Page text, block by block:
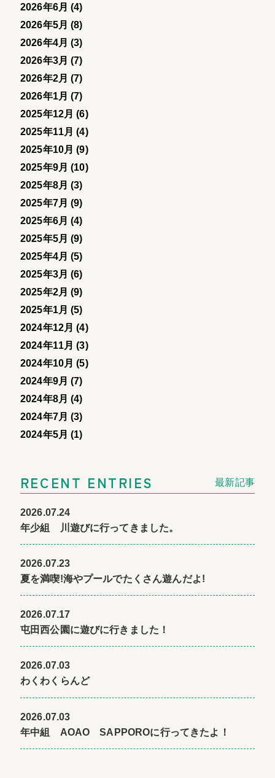
2026年6月 (4)
2026年5月 (8)
2026年4月 (3)
2026年3月 (7)
2026年2月 (7)
2026年1月 (7)
2025年12月 (6)
2025年11月 (4)
2025年10月 (9)
2025年9月 (10)
2025年8月 (3)
2025年7月 (9)
2025年6月 (4)
2025年5月 (9)
2025年4月 (5)
2025年3月 (6)
2025年2月 (9)
2025年1月 (5)
2024年12月 (4)
2024年11月 (3)
2024年10月 (5)
2024年9月 (7)
2024年8月 (4)
2024年7月 (3)
2024年5月 (1)
RECENT ENTRIES 最新記事
2026.07.24
年少組 川遊びに行ってきました。
2026.07.23
夏を満喫!海やプールでたくさん遊んだよ!
2026.07.17
屯田西公園に遊びに行きました！
2026.07.03
わくわくらんど
2026.07.03
年中組 AOAO SAPPOROに行ってきたよ！